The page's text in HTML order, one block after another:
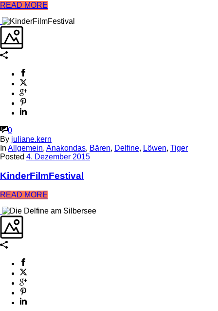
READ MORE
0
By juliane.kern
In Allgemein, Anakondas, Bären, Delfine, Löwen, Tiger
Posted 4. Dezember 2015
KinderFilmFestival
READ MORE